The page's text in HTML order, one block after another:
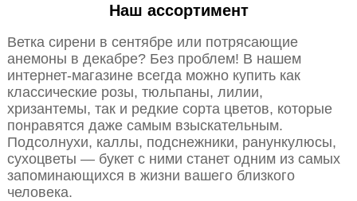
Наш ассортимент
Ветка сирени в сентябре или потрясающие
анемоны в декабре? Без проблем! В нашем
интернет-магазине всегда можно купить как
классические розы, тюльпаны, лилии,
хризантемы, так и редкие сорта цветов, которые
понравятся даже самым взыскательным.
Подсолнухи, каллы, подснежники, ранункулюсы,
сухоцветы — букет с ними станет одним из самых
запоминающихся в жизни вашего близкого
человека.